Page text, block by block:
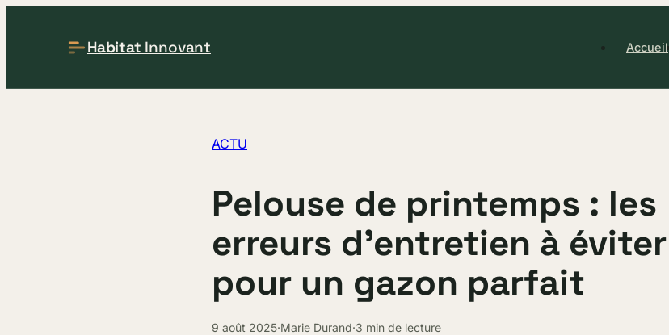
Habitat Innovant Accueil
ACTU
Pelouse de printemps : les
erreurs d’entretien à éviter
pour un gazon parfait
9 août 2025·Marie Durand·3 min de lecture